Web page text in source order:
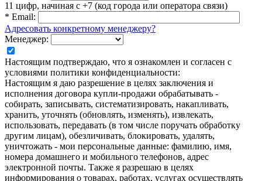
11 цифр, начиная с +7 (код города или оператора связи)
* Email:
Адресовать конкретному менеджеру?
Менеджер:
Настоящим подтверждаю, что я ознакомлен и согласен с
условиями политики конфиденциальности:
Настоящим я даю разрешение в целях заключения и
исполнения договора купли-продажи обрабатывать -
собирать, записывать, систематизировать, накапливать,
хранить, уточнять (обновлять, изменять), извлекать,
использовать, передавать (в том числе поручать обработку
другим лицам), обезличивать, блокировать, удалять,
уничтожать - мои персональные данные: фамилию, имя,
номера домашнего и мобильного телефонов, адрес
электронной почты. Также я разрешаю в целях
информирования о товарах, работах, услугах осуществлять